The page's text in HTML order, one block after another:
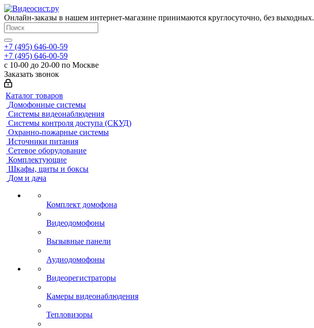
Онлайн-заказы в нашем интернет-магазине принимаются круглосуточно, без выходных.
+7 (495) 646-00-59
+7 (495) 646-00-59
с 10-00 до 20-00 по Москве
Заказать звонок
Каталог товаров
Домофонные системы
Системы видеонаблюдения
Системы контроля доступа (СКУД)
Охранно-пожарные системы
Источники питания
Сетевое оборудование
Комплектующие
Шкафы, щиты и боксы
Дом и дача
Комплект домофона
Видеодомофоны
Вызывные панели
Аудиодомофоны
Видеорегистраторы
Камеры видеонаблюдения
Тепловизоры